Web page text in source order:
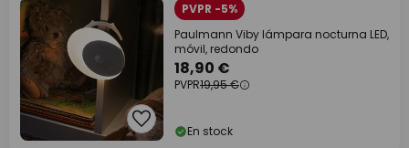
PVPR -5%
Paulmann Viby lámpara nocturna LED,
móvil, redondo
18,90 €
PVPR19,95 €
En stock